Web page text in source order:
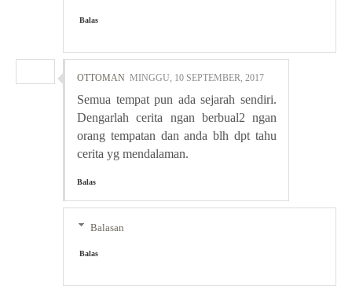
Balas
OTTOMAN MINGGU, 10 SEPTEMBER, 2017
Semua tempat pun ada sejarah sendiri.
Dengarlah cerita ngan berbual2 ngan
orang tempatan dan anda blh dpt tahu
cerita yg mendalaman.
Balas
Balasan
Balas